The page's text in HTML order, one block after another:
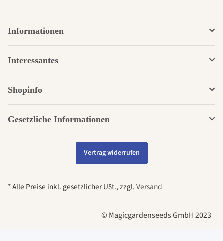
Informationen
Interessantes
Shopinfo
Gesetzliche Informationen
Vertrag widerrufen
* Alle Preise inkl. gesetzlicher USt., zzgl.Versand
© Magicgardenseeds GmbH 2023